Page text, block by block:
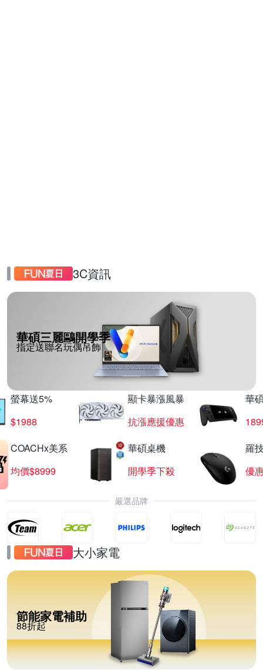
3C資訊
華碩三麗鷗開學季
指定送聯名玩偶吊飾
螢幕送5%
$1988
顯卡暴漲風暴
抗漲應援優惠
華
COACHx美系
均價$8999
華碩桌機
開學季下殺
羅
優
嚴選品牌
大小家電
節能家電補助
88折起